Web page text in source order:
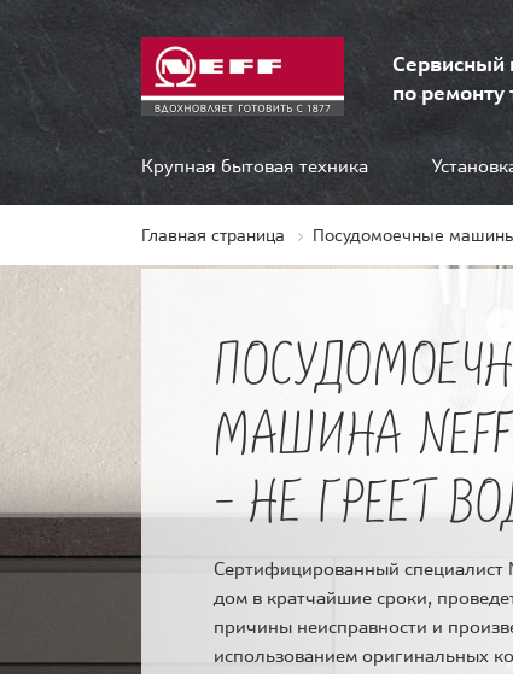
Сервисный
по ремонту
Крупная бытовая техника
Главная страница Посудомоечные
МАШИНА NEFF
- НЕ ГРЕЕТ
Сертифицированный специалист
дом в кратчайшие сроки,
причины неисправности и
использованием оригинальных